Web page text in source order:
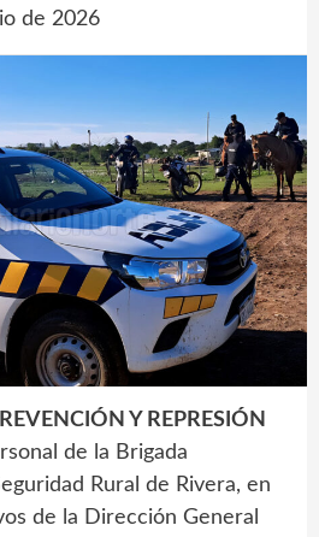
de 2026
Y REPRESIÓN
de la Brigada
Rural de Rivera, en
de la Dirección General